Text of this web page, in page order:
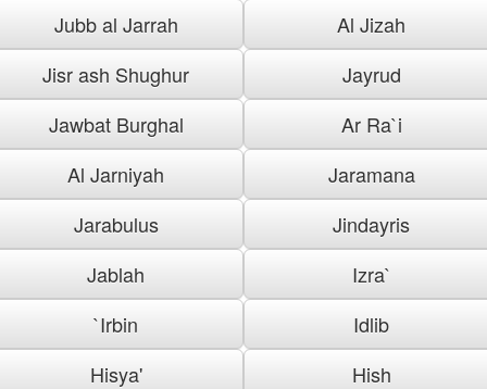
Jubb al Jarrah
Al Jizah
Jisr ash Shughur
Jayrud
Jawbat Burghal
Ar Ra`i
Al Jarniyah
Jaramana
Jarabulus
Jindayris
Jablah
Izra`
`Irbin
Idlib
Hisya'
Hish